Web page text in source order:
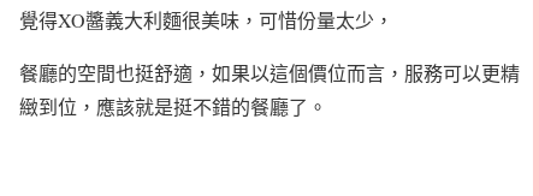
覺得XO醬義大利麵很美味，可惜份量太少，
餐廳的空間也挺舒適，如果以這個價位而言，服務可以更精
緻到位，應該就是挺不錯的餐廳了。